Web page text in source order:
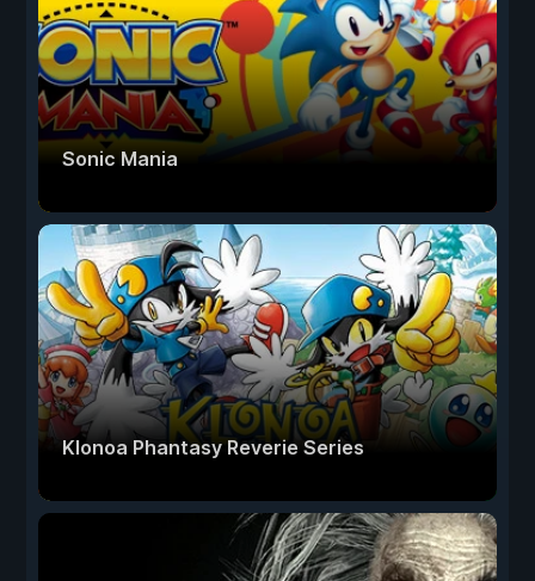
Sonic Mania
Klonoa Phantasy Reverie Series